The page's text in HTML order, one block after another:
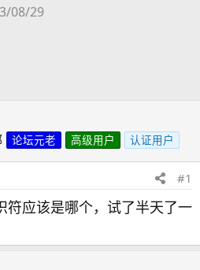
08/29
论坛元老 高级用户 认证用户
#1
应该是哪个，试了半天了一